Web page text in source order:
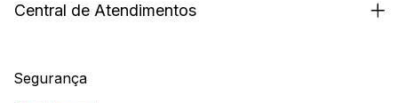
Central de Atendimentos
Segurança